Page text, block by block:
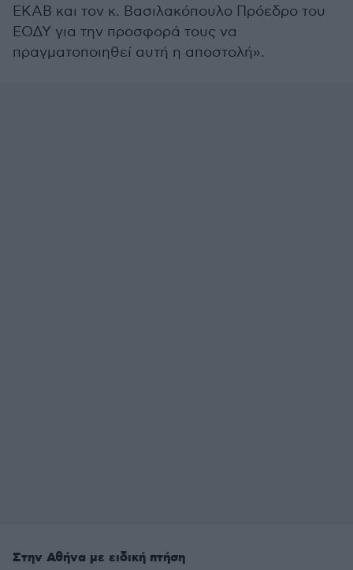
ΕΚΑΒ και τον κ. Βασιλακόπουλο Πρόεδρο του
ΕΟΔΥ για την προσφορά τους να
πραγματοποιηθεί αυτή η αποστολή».
Στην Αθήνα με ειδική πτήση